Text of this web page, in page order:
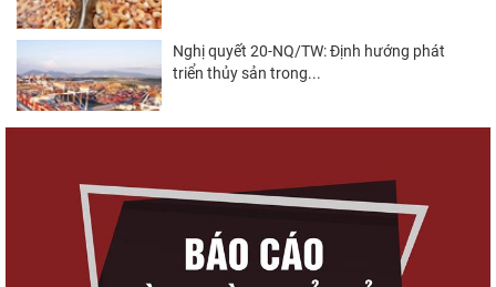
Nghị quyết 20-NQ/TW: Định hướng phát
triển thủy sản trong...
(sửa đổi)